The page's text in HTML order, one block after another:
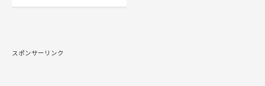
スポンサーリンク